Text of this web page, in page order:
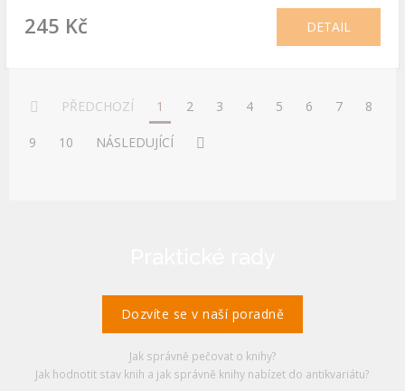
245 Kč DETAIL
PŘEDCHOZÍ 1 2 3 4 5 6 7 8
9 10 NÁSLEDUJÍCÍ
Dozvíte se v naší poradně
Jak správně pečovat o knihy?
Jak hodnotit stav knih a jak správně knihy nabízet do antikvariátu?